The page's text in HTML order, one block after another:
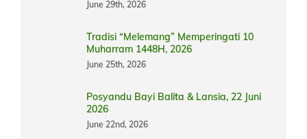
June 29th, 2026
Tradisi “Melemang” Memperingati 10
Muharram 1448H, 2026
June 25th, 2026
Posyandu Bayi Balita & Lansia, 22 Juni
2026
June 22nd, 2026